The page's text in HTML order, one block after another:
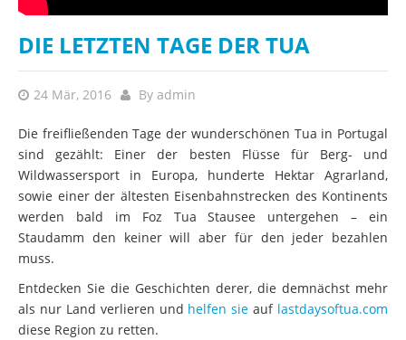
DIE LETZTEN TAGE DER TUA
24 Mär, 2016 By admin
Die freifließenden Tage der wunderschönen Tua in Portugal
sind gezählt: Einer der besten Flüsse für Berg- und
Wildwassersport in Europa, hunderte Hektar Agrarland,
sowie einer der ältesten Eisenbahnstrecken des Kontinents
werden bald im Foz Tua Stausee untergehen – ein
Staudamm den keiner will aber für den jeder bezahlen
muss.
Entdecken Sie die Geschichten derer, die demnächst mehr
als nur Land verlieren und helfen sie auf lastdaysoftua.com
diese Region zu retten.